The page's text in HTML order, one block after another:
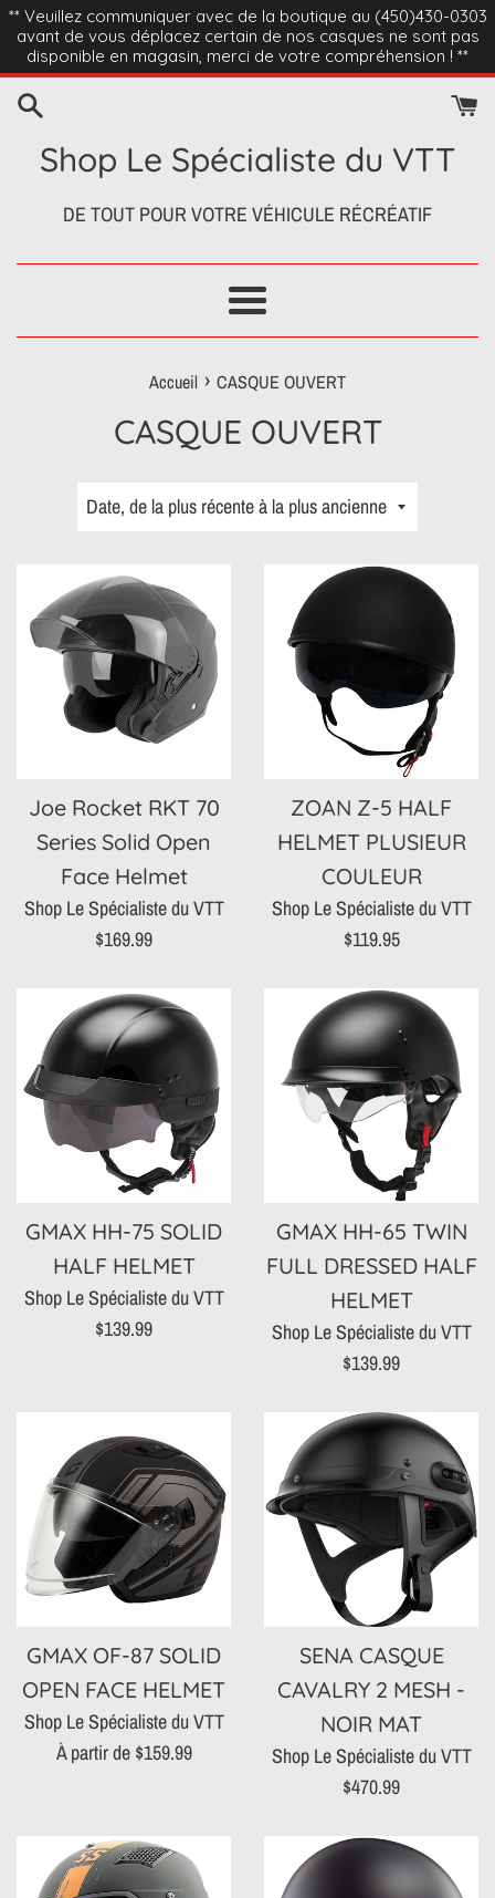
Passer
contenu
** Veuillez communiquer avec de la boutique au (450)430-0303
avant de vous déplacez certain de nos casques ne sont pas
disponible en magasin, merci de votre compréhension ! **
Shop Le Spécialiste du VTT
DE TOUT POUR VOTRE VÉHICULE RÉCRÉATIF
Menu
Accueil › CASQUE OUVERT
CASQUE OUVERT
Trier
Joe Rocket RKT 70
Series Solid Open
Face Helmet
Shop Le Spécialiste du VTT
Prix
$169.99
ZOAN Z-5 HALF
HELMET PLUSIEUR
COULEUR
Shop Le Spécialiste du VTT
Prix
$119.95
GMAX HH-75 SOLID
HALF HELMET
Shop Le Spécialiste du VTT
Prix
$139.99
GMAX HH-65 TWIN
FULL DRESSED HALF
HELMET
Shop Le Spécialiste du VTT
Prix
$139.99
GMAX OF-87 SOLID
OPEN FACE HELMET
Shop Le Spécialiste du VTT
À partir de $159.99
SENA CASQUE
CAVALRY 2 MESH -
NOIR MAT
Shop Le Spécialiste du VTT
Prix
$470.99